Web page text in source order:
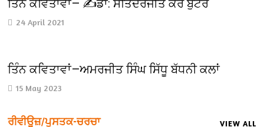
ਤਿੰਨ ਕਵਿਤਾਵਾਂ— ✍️ਡਾ: ਸਤਿੰਦਰਜੀਤ ਕੌਰ ਬੁੱਟਰ
24 April 2021
ਤਿੰਨ ਕਵਿਤਾਵਾਂ—ਅਮਰਜੀਤ ਸਿੰਘ ਸਿੱਧੂ ਬੱਧਨੀ ਕਲਾਂ
15 May 2023
ਰੀਵੀਊਜ਼/ਪੁਸਤਕ-ਚਰਚਾ VIEW ALL